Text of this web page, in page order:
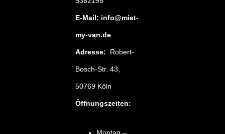
E-Mail: info@miet-
my-van.de
Adresse: Robert-
Bosch-Str. 43,
50769 Köln
Öffnungszeiten: